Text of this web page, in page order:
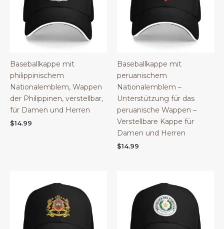
Baseballkappe mit
philippinischem
Nationalemblem, Wappen
der Philippinen, verstellbar,
für Damen und Herren
$14.99
Baseballkappe mit
peruanischem
Nationalemblem –
Unterstützung für das
peruanische Wappen –
Verstellbare Kappe für
Damen und Herren
$14.99